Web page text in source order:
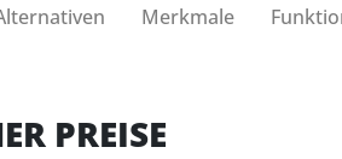
Merkmale
PREISE